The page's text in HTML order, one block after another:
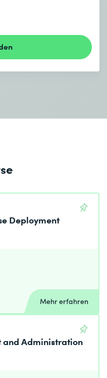
Deployment
Mehr erfahren
and Administration